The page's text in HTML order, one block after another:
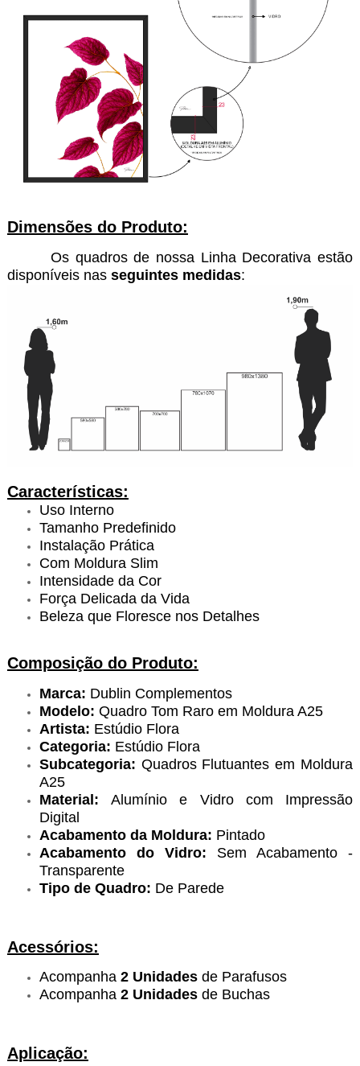
Dimensões do Produto:
Os quadros de nossa Linha Decorativa estão
disponíveis nas seguintes medidas:
Características:
Uso Interno
Tamanho Predefinido
Instalação Prática
Com Moldura Slim
Intensidade da Cor
Força Delicada da Vida
Beleza que Floresce nos Detalhes
Composição do Produto:
Marca: Dublin Complementos
Modelo: Quadro Tom Raro em Moldura A25
Artista: Estúdio Flora
Categoria: Estúdio Flora
Subcategoria: Quadros Flutuantes em Moldura
A25
Material:Alumínio e Vidro com Impressão
Digital
Acabamento da Moldura: Pintado
Acabamento do Vidro: Sem Acabamento -
Transparente
Tipo de Quadro: De Parede
Acessórios:
Acompanha 2 Unidades de Parafusos
Acompanha 2 Unidadesde Buchas
Aplicação: